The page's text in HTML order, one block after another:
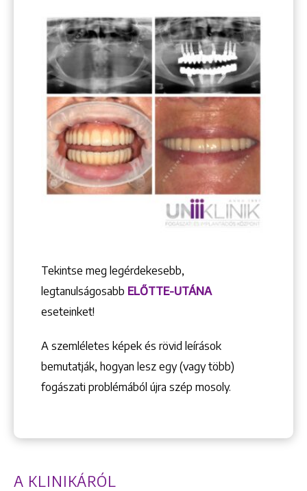
Tekintse meg legérdekesebb,
legtanulságosabb ELŐTTE-UTÁNA
eseteinket!
A szemléletes képek és rövid leírások
bemutatják, hogyan lesz egy (vagy több)
fogászati problémából újra szép mosoly.
A KLINIKÁRÓL